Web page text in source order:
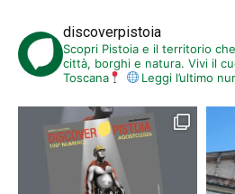
discoverpistoia
Scopri Pistoia e il territorio
città, borghi e natura. Vivi il
Toscana
Leggi l’ultimo